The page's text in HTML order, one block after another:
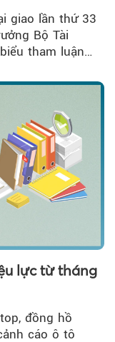
giao lần thứ 33
Bộ Tài
tham luận
lực từ tháng
đồng hồ
cáo ô tô